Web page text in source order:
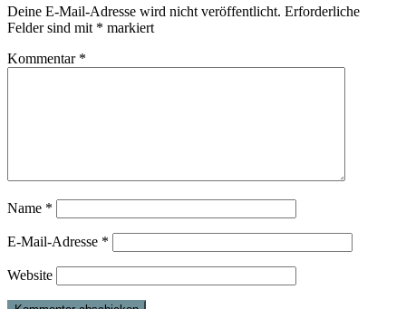
Deine E-Mail-Adresse wird nicht veröffentlicht. Erforderliche
Felder sind mit * markiert
Kommentar *
Name *
E-Mail-Adresse *
Website